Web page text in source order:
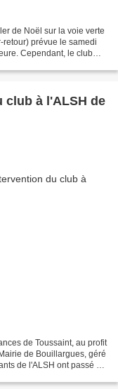
de Noël sur la voie verte
retour) prévue le samedi
Cependant, le club
club à l'ALSH de
de Toussaint, au profit
de Bouillargues, géré
de l'ALSH ont passé un